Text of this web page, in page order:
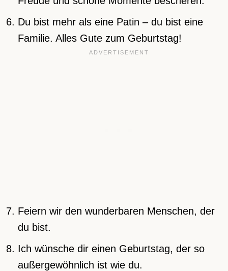
Du bist mehr als eine Patin – du bist eine
Familie. Alles Gute zum Geburtstag!
Feiern wir den wunderbaren Menschen, der
du bist.
Ich wünsche dir einen Geburtstag, der so
außergewöhnlich ist wie du.